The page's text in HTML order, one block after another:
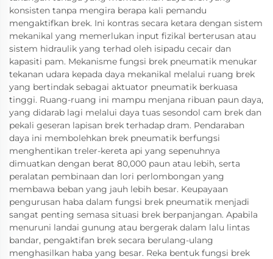
konsisten tanpa mengira berapa kali pemandu
mengaktifkan brek. Ini kontras secara ketara dengan sistem
mekanikal yang memerlukan input fizikal berterusan atau
sistem hidraulik yang terhad oleh isipadu cecair dan
kapasiti pam. Mekanisme fungsi brek pneumatik menukar
tekanan udara kepada daya mekanikal melalui ruang brek
yang bertindak sebagai aktuator pneumatik berkuasa
tinggi. Ruang-ruang ini mampu menjana ribuan paun daya,
yang didarab lagi melalui daya tuas sesondol cam brek dan
pekali geseran lapisan brek terhadap dram. Pendaraban
daya ini membolehkan brek pneumatik berfungsi
menghentikan treler-kereta api yang sepenuhnya
dimuatkan dengan berat 80,000 paun atau lebih, serta
peralatan pembinaan dan lori perlombongan yang
membawa beban yang jauh lebih besar. Keupayaan
pengurusan haba dalam fungsi brek pneumatik menjadi
sangat penting semasa situasi brek berpanjangan. Apabila
menuruni landai gunung atau bergerak dalam lalu lintas
bandar, pengaktifan brek secara berulang-ulang
menghasilkan haba yang besar. Reka bentuk fungsi brek